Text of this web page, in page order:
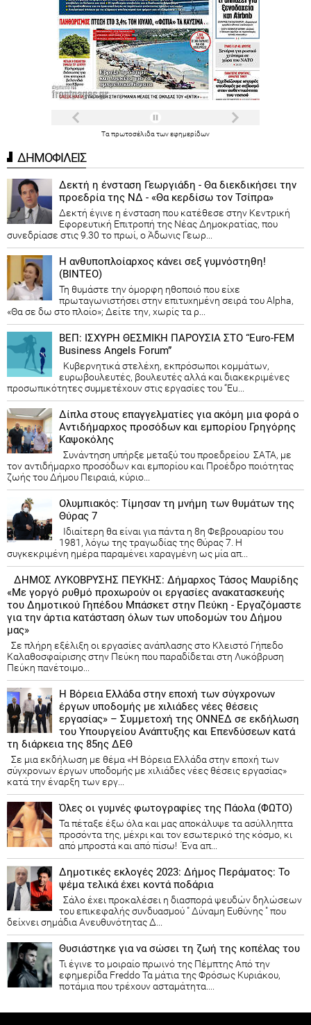
Ταπρωτοσέλιδατωνεφημερίδων
ΔΗΜΟΦΙΛΕΙΣ
Δεκτή η ένσταση Γεωργιάδη - Θα διεκδικήσει την
προεδρία της ΝΔ - «Θα κερδίσω τον Τσίπρα»
Δεκτή έγινε η ένσταση που κατέθεσε στην Κεντρική
Εφορευτική Επιτροπή της Νέας Δημοκρατίας, που
συνεδρίασε στις 9.30 το πρωί, ο Άδωνις Γεωρ...
Η ανθυποπλοίαρχος κάνει σεξ γυμνόστηθη!
(ΒΙΝΤΕΟ)
Τη θυμάστε την όμορφη ηθοποιό που είχε
πρωταγωνιστήσει στην επιτυχημένη σειρά του Alpha,
«Θα σε δω στο πλοίο»; Δείτε την, χωρίς τα ρ...
ΒΕΠ: ΙΣΧΥΡΗ ΘΕΣΜΙΚΗ ΠΑΡΟΥΣΙΑ ΣΤΟ “Euro-FEM
Business Angels Forum”
Κυβερνητικά στελέχη, εκπρόσωποι κομμάτων,
ευρωβουλευτές, βουλευτές αλλά και διακεκριμένες
προσωπικότητες συμμετέχουν στις εργασίες του “Eu...
Δίπλα στους επαγγελματίες για ακόμη μια φορά ο
Αντιδήμαρχος προσόδων και εμπορίου Γρηγόρης
Καψοκόλης
Συνάντηση υπήρξε μεταξύ του προεδρείου ΣΑΤΑ, με
τον αντιδήμαρχο προσόδων και εμπορίου και Προέδρο ποιότητας
ζωής του Δήμου Πειραιά, κύριο...
Ολυμπιακός: Τίμησαν τη μνήμη των θυμάτων της
Θύρας 7
Ιδιαίτερη θα είναι για πάντα η 8η Φεβρουαρίου του
1981, λόγω της τραγωδίας της Θύρας 7. Η
συγκεκριμένη ημέρα παραμένει χαραγμένη ως μία απ...
ΔΗΜΟΣ ΛΥΚΟΒΡΥΣΗΣ ΠΕΥΚΗΣ: Δήμαρχος Τάσος Μαυρίδης
«Με γοργό ρυθμό προχωρούν οι εργασίες ανακατασκευής
του Δημοτικού Γηπέδου Μπάσκετ στην Πεύκη - Εργαζόμαστε
για την άρτια κατάσταση όλων των υποδομών του Δήμου
μας»
Σε πλήρη εξέλιξη οι εργασίες ανάπλασης στο Κλειστό Γήπεδο
Καλαθοσφαίρισης στην Πεύκη που παραδίδεται στη Λυκόβρυση
Πεύκη πανέτοιμο...
Η Βόρεια Ελλάδα στην εποχή των σύγχρονων
έργων υποδομής με χιλιάδες νέες θέσεις
εργασίας» – Συμμετοχή της ΟΝΝΕΔ σε εκδήλωση
του Υπουργείου Ανάπτυξης και Επενδύσεων κατά
τη διάρκεια της 85ης ΔΕΘ
Σε μια εκδήλωση με θέμα «Η Βόρεια Ελλάδα στην εποχή των
σύγχρονων έργων υποδομής με χιλιάδες νέες θέσεις εργασίας»
κατά την έναρξη των εργ...
Όλες οι γυμνές φωτογραφίες της Πάολα (ΦΩΤΟ)
Τα πέταξε έξω όλα και μας αποκάλυψε τα ασύλληπτα
προσόντα της, μέχρι και τον εσωτερικό της κόσμο, κι
από μπροστά και από πίσω! Ένα απ...
Δημοτικές εκλογές 2023: Δήμος Περάματος: Το
ψέμα τελικά έχει κοντά ποδάρια
Σάλο έχει προκαλέσει η διασπορά ψευδών δηλώσεων
του επικεφαλής συνδυασμού " Δύναμη Ευθύνης " που
δείχνει σημάδια Ανευθυνότητας Δ...
Θυσιάστηκε για να σώσει τη ζωή της κοπέλας του
Τι έγινε το μοιραίο πρωινό της Πέμπτης Από την
εφημερίδα Freddo Τα μάτια της Φρόσως Κυριάκου,
ποτάμια που τρέχουν ασταμάτητα....